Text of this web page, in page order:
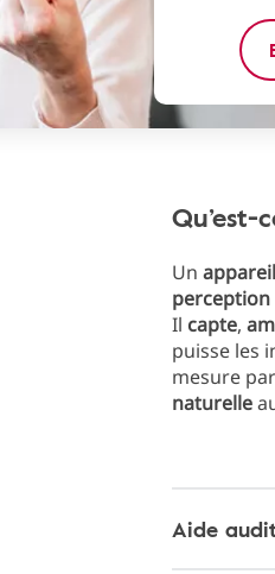
Un
perception
Il capte,
puisse les
mesure
naturelle
Aide